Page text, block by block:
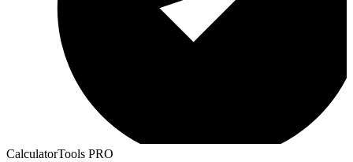
CalculatorTools PRO